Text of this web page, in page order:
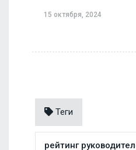
15 октября, 2024
Теги
рейтинг